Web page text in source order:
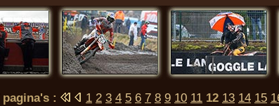
: 1 2 3 4 5 6 7 8 9 10 11 12 13 14 15